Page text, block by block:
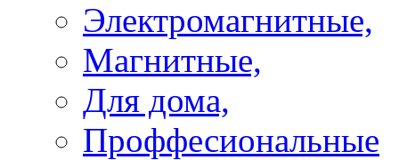
Электромагнитные,
Магнитные,
Для дома,
Проффесиональные